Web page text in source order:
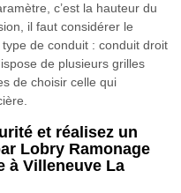
c’est la hauteur du
il faut considérer le
de conduit : conduit droit
de plusieurs grilles
de choisir celle qui
et réalisez un
Lobry Ramonage
à Villeneuve La